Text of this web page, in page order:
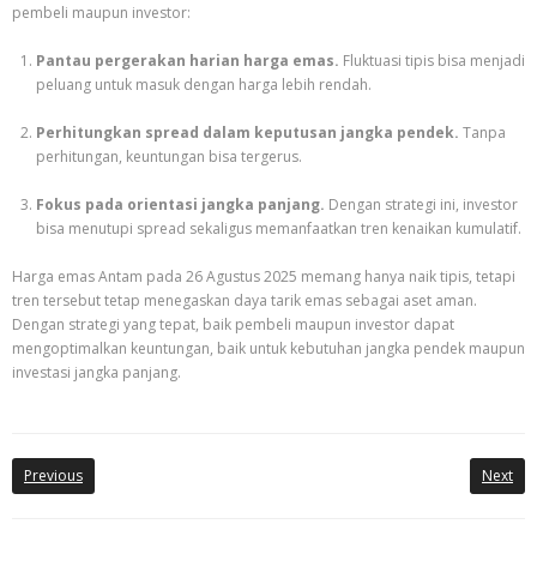
pembeli maupun investor:
Pantau pergerakan harian harga emas. Fluktuasi tipis bisa menjadi
peluang untuk masuk dengan harga lebih rendah.
Perhitungkan spread dalam keputusan jangka pendek. Tanpa
perhitungan, keuntungan bisa tergerus.
Fokus pada orientasi jangka panjang. Dengan strategi ini, investor
bisa menutupi spread sekaligus memanfaatkan tren kenaikan kumulatif.
Harga emas Antam pada 26 Agustus 2025 memang hanya naik tipis, tetapi
tren tersebut tetap menegaskan daya tarik emas sebagai aset aman.
Dengan strategi yang tepat, baik pembeli maupun investor dapat
mengoptimalkan keuntungan, baik untuk kebutuhan jangka pendek maupun
investasi jangka panjang.
Previous Next